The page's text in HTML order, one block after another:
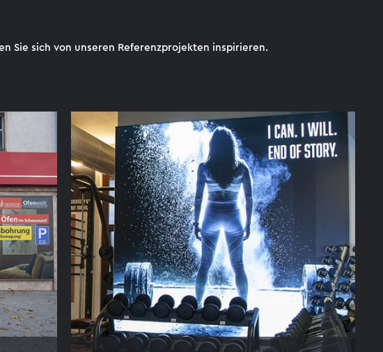
Sie sich von unseren Referenzprojekten inspirieren.